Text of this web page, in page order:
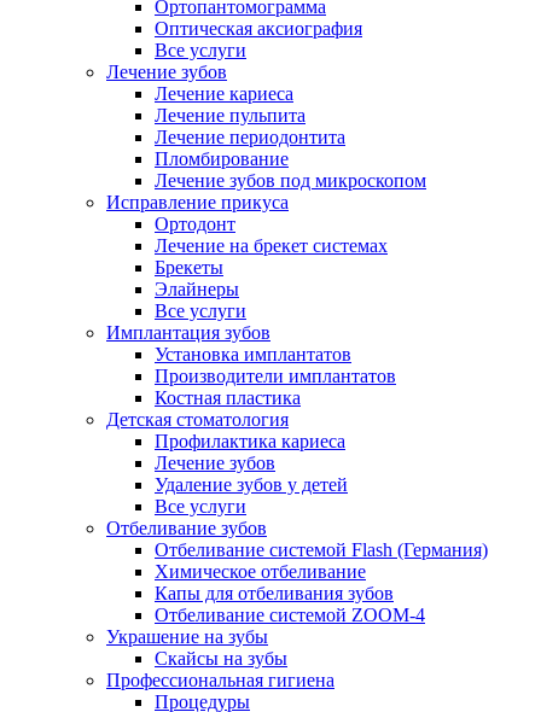
Ортопантомограмма
Оптическая аксиография
Все услуги
Лечение зубов
Лечение кариеса
Лечение пульпита
Лечение периодонтита
Пломбирование
Лечение зубов под микроскопом
Исправление прикуса
Ортодонт
Лечение на брекет системах
Брекеты
Элайнеры
Все услуги
Имплантация зубов
Установка имплантатов
Производители имплантатов
Костная пластика
Детская стоматология
Профилактика кариеса
Лечение зубов
Удаление зубов у детей
Все услуги
Отбеливание зубов
Отбеливание системой Flash (Германия)
Химическое отбеливание
Капы для отбеливания зубов
Отбеливание системой ZOOM-4
Украшение на зубы
Скайсы на зубы
Профессиональная гигиена
Процедуры